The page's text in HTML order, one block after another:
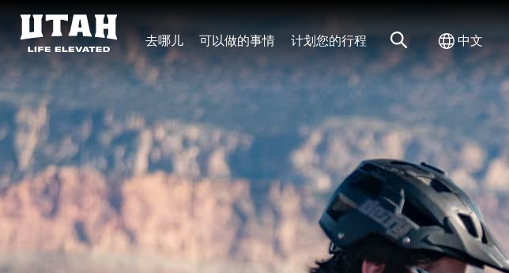
Skip to content
去哪儿 可以做的事情 计划您的行程 网站搜索切换国际
中文